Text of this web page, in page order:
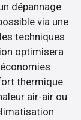
dépannage
via une
techniques
optimisera
thermique
air-air ou